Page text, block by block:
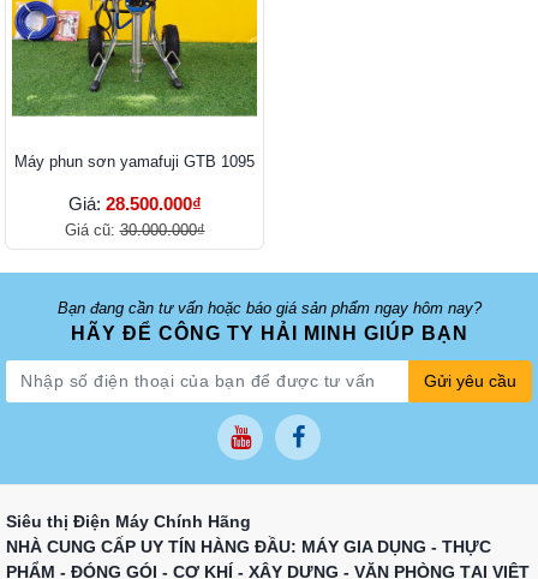
Máy phun sơn yamafuji GTB 1095
Giá: 28.500.000₫
Giá cũ:30.000.000₫
Bạn đang cần tư vấn hoặc báo giá sản phẩm ngay hôm nay?
HÃY ĐỂ CÔNG TY HẢI MINH GIÚP BẠN
Gửi yêu cầu
Siêu thị Điện Máy Chính Hãng
NHÀ CUNG CẤP UY TÍN HÀNG ĐẦU: MÁY GIA DỤNG - THỰC
PHẨM - ĐÓNG GÓI - CƠ KHÍ - XÂY DỰNG - VĂN PHÒNG TẠI VIỆT